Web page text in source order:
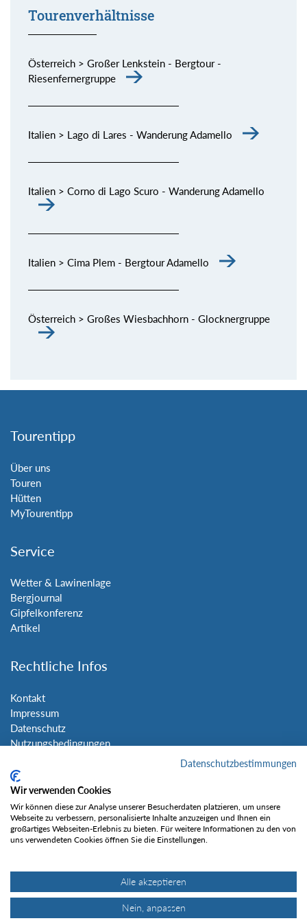
Tourenverhältnisse
Österreich > Großer Lenkstein - Bergtour -
Riesenfernergruppe
Italien > Lago di Lares - Wanderung Adamello
Italien > Corno di Lago Scuro - Wanderung Adamello
Italien > Cima Plem - Bergtour Adamello
Österreich > Großes Wiesbachhorn - Glocknergruppe
Tourentipp
Über uns
Touren
Hütten
MyTourentipp
Service
Wetter & Lawinenlage
Bergjournal
Gipfelkonferenz
Artikel
Rechtliche Infos
Kontakt
Impressum
Datenschutz
Nutzungsbedingungen
Social Media
Gefällt mir
Datenschutzbestimmungen
Wir verwenden Cookies
Wir können diese zur Analyse unserer Besucherdaten platzieren, um unsere
Webseite zu verbessern, personalisierte Inhalte anzuzeigen und Ihnen ein
großartiges Webseiten-Erlebnis zu bieten. Für weitere Informationen zu den von
uns verwendeten Cookies öffnen Sie die Einstellungen.
Alle akzeptieren
Nein, anpassen